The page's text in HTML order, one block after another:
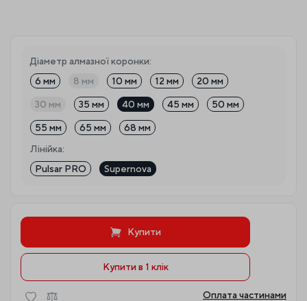
Діаметр алмазної коронки:
6 мм
8 мм 10 мм 12 мм 20 мм
30 мм 35 мм 40 мм 45 мм 50 мм
55 мм 65 мм
68 мм
Лінійка:
Pulsar PRO
Supernova
Купити
Купити в 1 клiк
Оплата частинами